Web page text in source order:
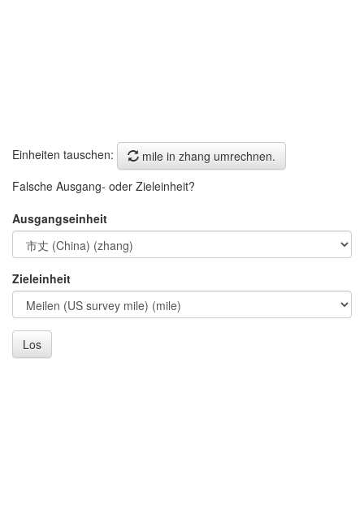
Einheiten tauschen:
mile in zhang umrechnen.
Falsche Ausgang- oder Zieleinheit?
Ausgangseinheit
Zieleinheit
Los